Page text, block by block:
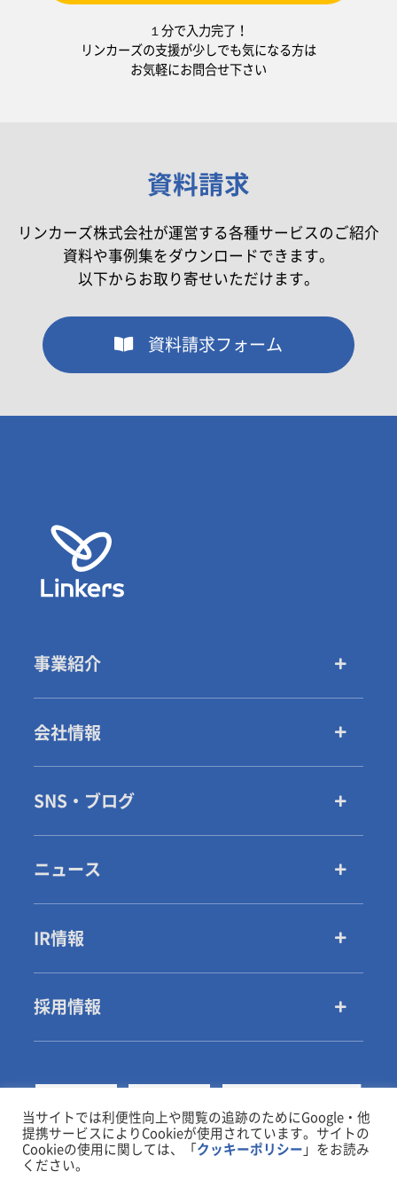
１分で入力完了！
リンカーズの支援が少しでも気になる方は
お気軽にお問合せ下さい
資料請求
リンカーズ株式会社が運営する各種サービスのご紹介
資料や事例集をダウンロードできます。
以下からお取り寄せいただけます。
資料請求フォーム
事業紹介
会社情報
SNS・ブログ
ニュース
IR情報
採用情報
当サイトでは利便性向上や閲覧の追跡のためにGoogle・他
提携サービスによりCookieが使用されています。サイトの
Cookieの使用に関しては、「 クッキーポリシー 」をお読み
ください。